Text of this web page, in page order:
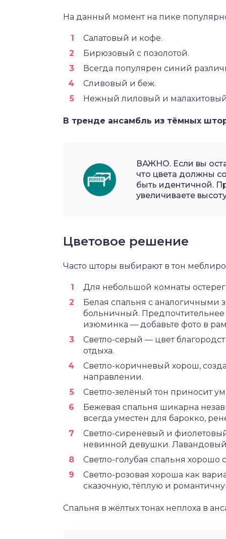
На данный момент на пике
Салатовый и кофе.
Бирюзовый с позолотой.
Всегда популярен синий
Сливовый и беж.
Нежный лиловый и
В тренде ансамбль из тёмных
ВАЖНО. Если вы
что цвета должны
быть идентичной.
увеличиваете
Цветовое решение
Часто шторы выбирают в тон
Для небольшой комнаты
Белая спальня с аналогичными
больничный.
изюминка — добавьте фото в
Светло-серый — цвет
отдыха.
Светло-коричневый хорош,
направлении.
Светло-зелёный тон приносит
Бежевая спальня шикарна
всегда уместен для барокко,
Светло-сиреневый и
невинной девушки.
Светло-голубая спальня хорошо
Светло-розовая хороша как
сказочную, тёплую и
Спальня в жёлтых тонах неплоха в